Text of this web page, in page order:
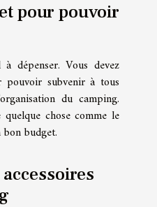
pour pouvoir
dépenser. Vous devez
pouvoir subvenir à tous
du camping.
chose comme le
budget.